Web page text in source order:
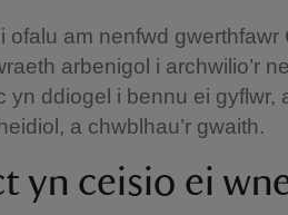
am nenfwd gwerthfawr
arbenigol i archwilio’r
yn ddiogel i bennu ei gyflwr,
a chwblhau’r gwaith.
yn ceisio ei